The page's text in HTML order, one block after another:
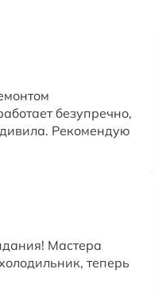
безупречно,
Рекомендую
Мастера
теперь